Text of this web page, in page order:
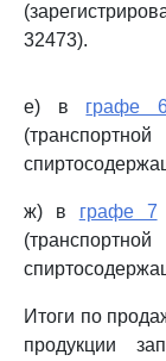
32473).
е) в графе
ж) в графе 7
Итоги по
продукции